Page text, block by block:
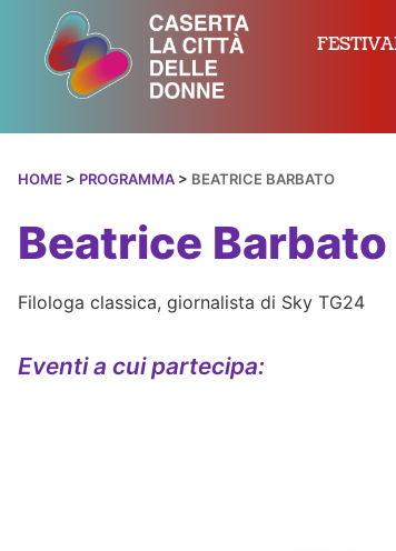
HOME > PROGRAMMA > BEATRICE BARBATO
Beatrice Barbato
Filologa classica, giornalista di Sky TG24
Eventi a cui partecipa: